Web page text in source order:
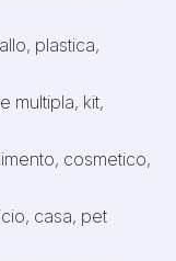
plastica,
multipla, kit,
cosmetico,
casa, pet